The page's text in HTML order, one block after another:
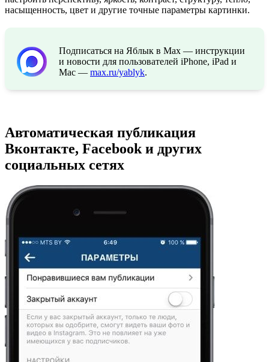
насыщенность, цвет и другие точные параметры картинки.
Подписаться на Яблык в Max — инструкции
и новости для пользователей iPhone, iPad и
Mac — max.ru/yablyk.
Автоматическая публикация
Вконтакте, Facebook и других
социальных сетях